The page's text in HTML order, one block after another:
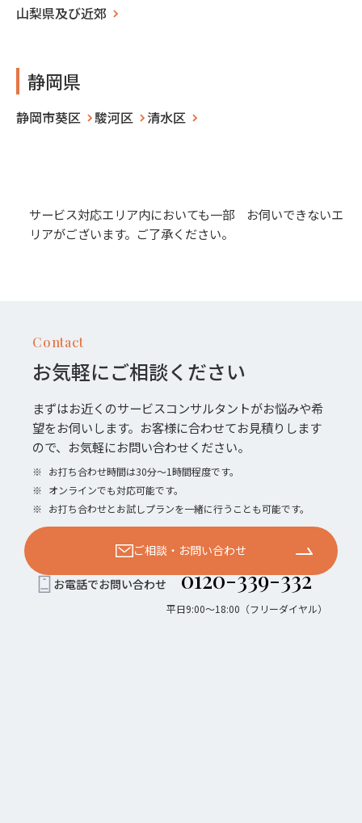
山梨県及び近郊
静岡県
静岡市葵区 駿河区 清水区
サービス対応エリア内においても一部 お伺いできないエ
リアがございます。ご了承ください。
Contact
お気軽にご相談ください
まずはお近くのサービスコンサルタントがお悩みや希
望をお伺いします。お客様に合わせてお見積りします
ので、お気軽にお問い合わせください。
※ お打ち合わせ時間は30分〜1時間程度です。
※ オンラインでも対応可能です。
※ お打ち合わせとお試しプランを一緒に行うことも可能です。
ご相談・お問い合わせ
お電話でお問い合わせ 0120-339-332
平日9:00〜18:00（フリーダイヤル）